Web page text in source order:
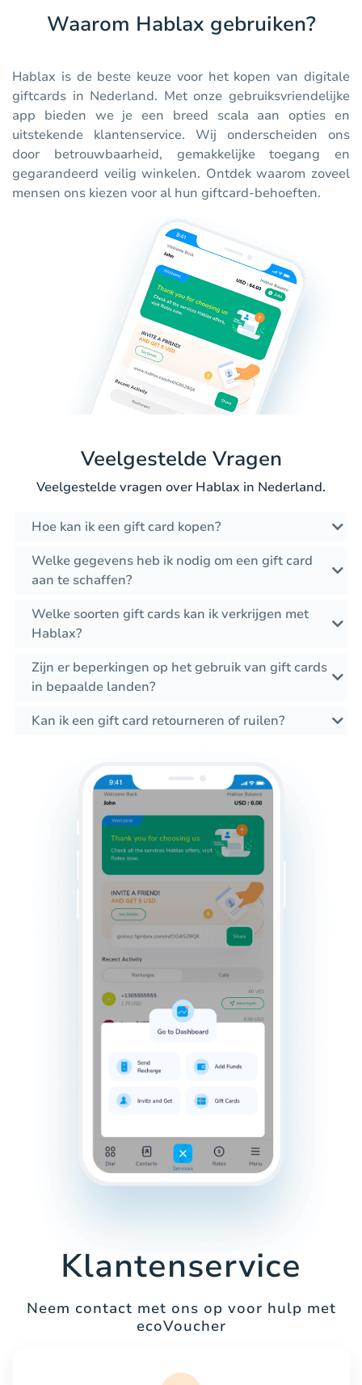
Waarom Hablax gebruiken?
Hablax is de beste keuze voor het kopen van digitale
giftcards in Nederland. Met onze gebruiksvriendelijke
app bieden we je een breed scala aan opties en
uitstekende klantenservice. Wij onderscheiden ons
door betrouwbaarheid, gemakkelijke toegang en
gegarandeerd veilig winkelen. Ontdek waarom zoveel
mensen ons kiezen voor al hun giftcard-behoeften.
Veelgestelde Vragen
Veelgestelde vragen over Hablax in Nederland.
Hoe kan ik een gift card kopen?
Welke gegevens heb ik nodig om een gift card
aan te schaffen?
Welke soorten gift cards kan ik verkrijgen met
Hablax?
Zijn er beperkingen op het gebruik van gift cards
in bepaalde landen?
Kan ik een gift card retourneren of ruilen?
Klantenservice
Neem contact met ons op voor hulp met
ecoVoucher